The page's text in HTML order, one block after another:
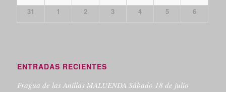
31
1 2 3 4 5 6
ENTRADAS RECIENTES
Fragua de las Anillas MALUENDA Sábado 18 de julio